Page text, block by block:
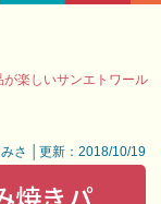
楽しいサンエトワール
さ │更新：2018/10/19